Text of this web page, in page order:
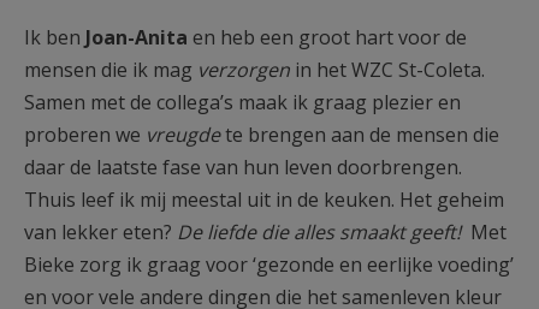
Ik ben Joan-Anita en heb een groot hart voor de
mensen die ik mag verzorgen in het WZC St-Coleta.
Samen met de collega’s maak ik graag plezier en
proberen we vreugdete brengen aan de mensen die
daar de laatste fase van hun leven doorbrengen.
Thuis leef ik mij meestal uit in de keuken. Het geheim
van lekker eten? De liefde die alles smaakt geeft!Met
Bieke zorg ik graag voor ‘gezonde en eerlijke voeding’
en voor vele andere dingen die het samenleven kleur